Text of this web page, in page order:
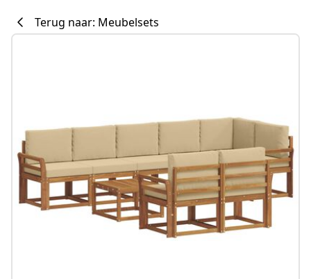
Terug naar: Meubelsets